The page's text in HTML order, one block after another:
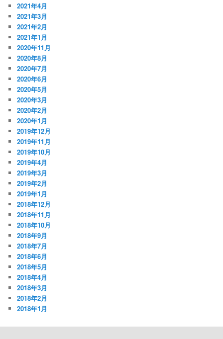
2021年4月
2021年3月
2021年2月
2021年1月
2020年11月
2020年8月
2020年7月
2020年6月
2020年5月
2020年3月
2020年2月
2020年1月
2019年12月
2019年11月
2019年10月
2019年4月
2019年3月
2019年2月
2019年1月
2018年12月
2018年11月
2018年10月
2018年9月
2018年7月
2018年6月
2018年5月
2018年4月
2018年3月
2018年2月
2018年1月